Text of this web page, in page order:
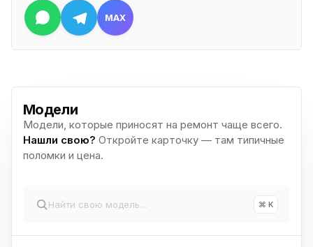
MAX
Модели
Модели, которые приносят на ремонт чаще всего.
Нашли свою? Откройте карточку — там типичные
поломки и цена.
⌘ K